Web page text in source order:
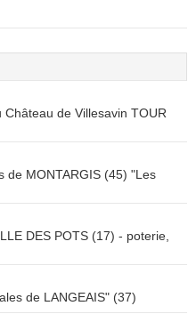
de Villesavin TOUR
de MONTARGIS (45) "Les
DES POTS (17) - poterie,
de LANGEAIS" (37)